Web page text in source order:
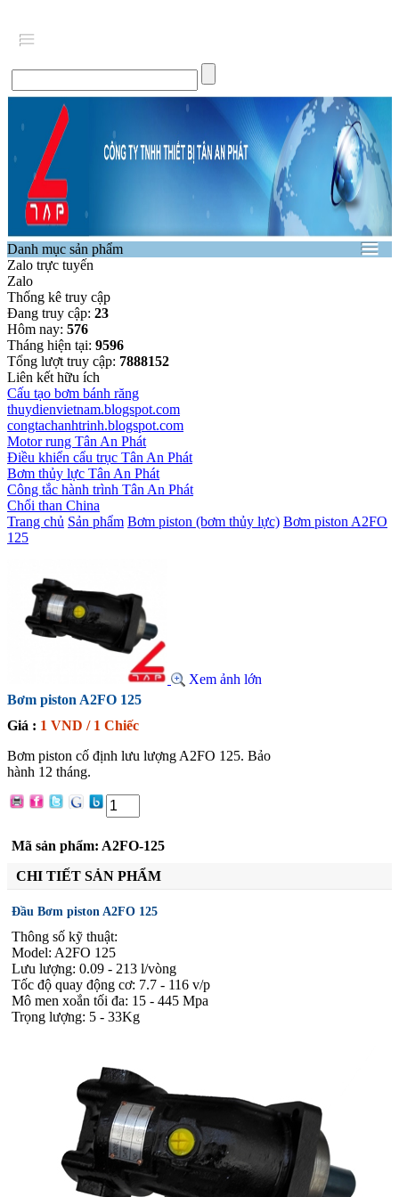
Danh mục sản phẩm
Zalo trực tuyến
Zalo
Thống kê truy cập
Đang truy cập: 23
Hôm nay: 576
Tháng hiện tại: 9596
Tổng lượt truy cập: 7888152
Liên kết hữu ích
Cấu tạo bơm bánh răng
thuydienvietnam.blogspot.com
congtachanhtrinh.blogspot.com
Motor rung Tân An Phát
Điều khiển cẩu trục Tân An Phát
Bơm thủy lực Tân An Phát
Công tắc hành trình Tân An Phát
Chổi than China
Trang chủ Sản phẩm Bơm piston (bơm thủy lực) Bơm piston A2FO
125
Xem ảnh lớn
Bơm piston A2FO 125
Giá : 1 VND / 1 Chiếc
Bơm piston cố định lưu lượng A2FO 125. Bảo
hành 12 tháng.
Mã sản phẩm: A2FO-125
CHI TIẾT SẢN PHẨM
Đầu Bơm piston A2FO 125
Thông số kỹ thuật:
Model: A2FO 125
Lưu lượng: 0.09 - 213 l/vòng
Tốc độ quay động cơ: 7.7 - 116 v/p
Mô men xoắn tối đa: 15 - 445 Mpa
Trọng lượng: 5 - 33Kg